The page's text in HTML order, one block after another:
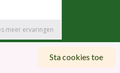
Sta cookies toe